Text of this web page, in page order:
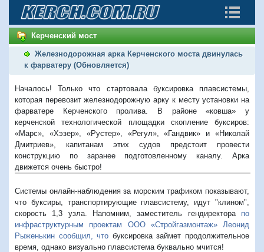
Керченский мост
Железнодорожная арка Керченского моста двинулась
к фарватеру (Обновляется)
Началось! Только что стартовала буксировка плавсистемы,
которая перевозит железнодорожную арку к месту установки на
фарватере Керченского пролива. В районе «ковша» у
керченской технологической площадки скопление буксиров:
«Марс», «Хэзер», «Рустер», «Регул», «Гандвик» и «Николай
Дмитриев», капитанам этих судов предстоит провести
конструкцию по заранее подготовленному каналу. Арка
движется очень быстро!
Системы онлайн-наблюдения за морским трафиком показывают,
что буксиры, транспортирующие плавсистему, идут "клином",
скорость 1,3 узла. Напомним, заместитель гендиректора по
инфраструктурным проектам ООО «Стройгазмонтаж» Леонид
Рыженькин сообщил, что буксировка займет продолжительное
время, однако визуально плавсистема буквально мчится!